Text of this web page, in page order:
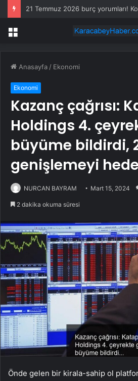
Menü
Anasayfa / Ekonomi
Ekonomi
Kazanç çağrısı:
Holdings 4.
büyüme bildirdi,
genişlemeyi
NURCAN BAYRAM Mart 15, 2024
2 dakika okuma süresi
Önde gelen bir kirala-sahip ol